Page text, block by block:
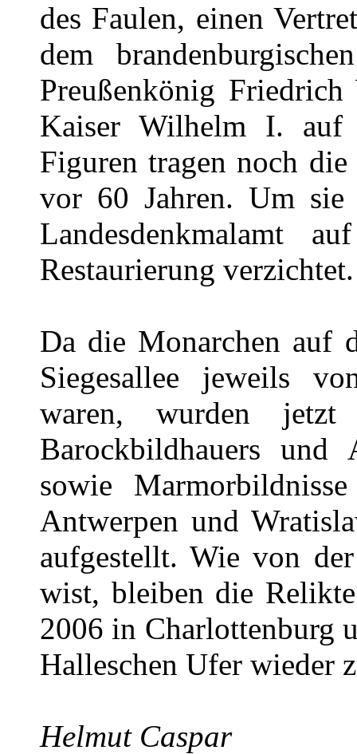
des Faulen, einen
dem
Preußenkönig
Kaiser Wilhelm I. auf
Figuren tragen noch
vor 60 Jahren. Um sie
Landesdenkmalamt
Restaurierung verzichtet.
Da die Monarchen auf
Siegesallee jeweils
waren, wurden
Barockbildhauers und
sowie
Antwerpen und
aufgestellt. Wie von
wist, bleiben die
2006 in Charlottenburg
Halleschen Ufer wieder
Helmut Caspar